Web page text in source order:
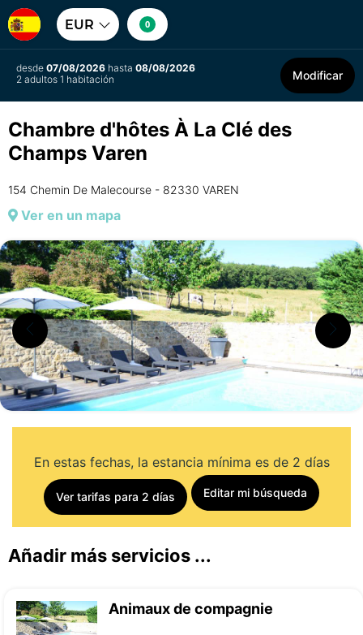
EUR 0
desde 07/08/2026 hasta 08/08/2026
2 adultos 1 habitación
Modificar
Chambre d'hôtes À La Clé des
Champs Varen
154 Chemin De Malecourse - 82330 VAREN
Ver en un mapa
En estas fechas, la estancia mínima es de 2 días
Ver tarifas para 2 días Editar mi búsqueda
Añadir más servicios ...
Animaux de compagnie